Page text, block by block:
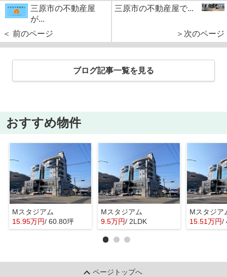
三原市の不動産屋
が...
＜ 前のページ
三原市の不動産屋で...
＞次のページ
ブログ記事一覧を見る
おすすめ物件
Mスタジアム
15.95万円/ 60.80坪
Mスタジアム
9.5万円/ 2LDK
Mスタジア
15.51万円/
ページトップへ